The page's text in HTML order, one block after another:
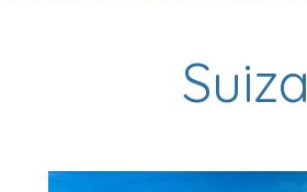
Suiza